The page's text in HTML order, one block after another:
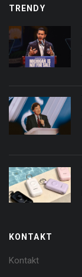
TRENDY
KONTAKT
Kontakt